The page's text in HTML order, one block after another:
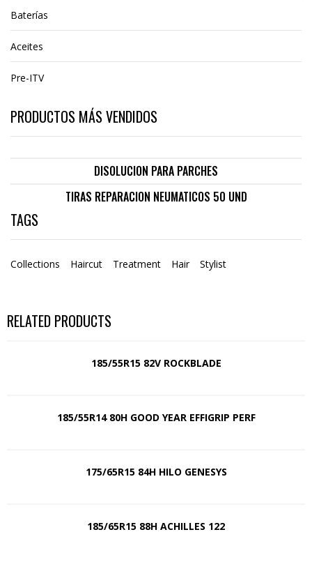
Baterías
Aceites
Pre-ITV
PRODUCTOS MÁS VENDIDOS
DISOLUCION PARA PARCHES
TIRAS REPARACION NEUMATICOS 50 UND
TAGS
Collections Haircut Treatment Hair Stylist
RELATED PRODUCTS
185/55R15 82V ROCKBLADE
185/55R14 80H GOOD YEAR EFFIGRIP PERF
175/65R15 84H HILO GENESYS
185/65R15 88H ACHILLES 122